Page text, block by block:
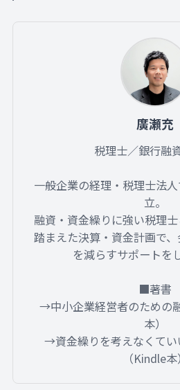
廣瀬充
税理士／銀行融
一般企業の経理・税理士法
立。
融資・資金繰りに強い税理
踏まえた決算・資金計画で
を減らすサポートを
■著書
→中小企業経営者のための
本）
→資金繰りを考えなくて
（Kindle本）